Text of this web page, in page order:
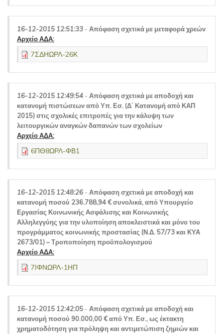
16-12-2015 12:51:33 - Απόφαση σχετικά με μεταφορά χρεών
Αρχείο ΑΔΑ:
7ΣΔΗΩΡΛ-26Κ
16-12-2015 12:49:54 - Απόφαση σχετικά με αποδοχή και
κατανομή πιστώσεων από Υπ. Εσ. (Δ΄ Κατανομή από ΚΑΠ
2015) στις σχολικές επιτροπές για την κάλυψη των
λειτουργικών αναγκών δαπανών των σχολείων
Αρχείο ΑΔΑ:
6ΠΘ8ΩΡΛ-ΦΒ1
16-12-2015 12:48:26 - Απόφαση σχετικά με αποδοχή και
κατανομή ποσού 236.788,94 € συνολικά, από Υπουργείο
Εργασίας Κοινωνικής Ασφάλισης και Κοινωνικής
Αλληλεγγύης για την υλοποίηση αποκλειστικά και μόνο του
προγράμματος κοινωνικής προστασίας (Ν.Δ. 57/73 και ΚΥΑ
2673/01) – Τροποποίηση προϋπολογισμού
Αρχείο ΑΔΑ:
7ΙΦΝΩΡΛ-1ΗΠ
16-12-2015 12:42:05 - Απόφαση σχετικά με αποδοχή και
κατανομή ποσού 90.000,00 € από Υπ. Εσ., ως έκτακτη
χρηματοδότηση για πρόληψη και αντιμετώπιση ζημιών και